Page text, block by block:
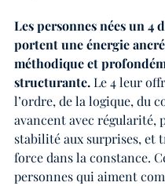
Les personnes nées un 4
portent une énergie
méthodique et
structurante. Le 4 leur
l’ordre, de la logique, du
avancent avec régularité,
stabilité aux surprises, et
force dans la constance.
personnes qui aiment